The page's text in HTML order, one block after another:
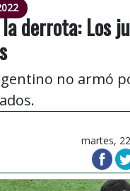
derrota: Los
no armó
martes,